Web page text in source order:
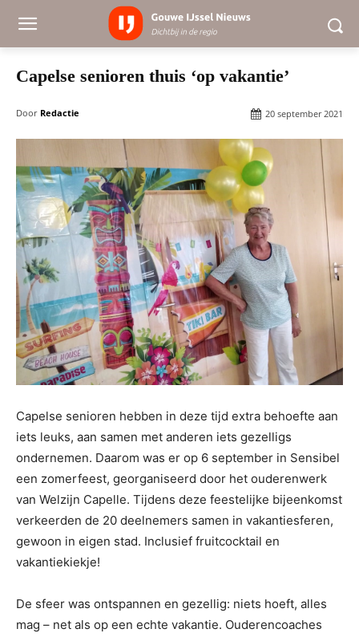
Capelse senioren thuis ‘op vakantie’
Door Redactie 20 september 2021
Capelse senioren hebben in deze tijd extra behoefte aan
iets leuks, aan samen met anderen iets gezelligs
ondernemen. Daarom was er op 6 september in Sensibel
een zomerfeest, georganiseerd door het ouderenwerk
van Welzijn Capelle. Tijdens deze feestelijke bijeenkomst
verkeerden de 20 deelnemers samen in vakantiesferen,
gewoon in eigen stad. Inclusief fruitcocktail en
vakantiekiekje!
De sfeer was ontspannen en gezellig: niets hoeft, alles
mag – net als op een echte vakantie. Ouderencoaches